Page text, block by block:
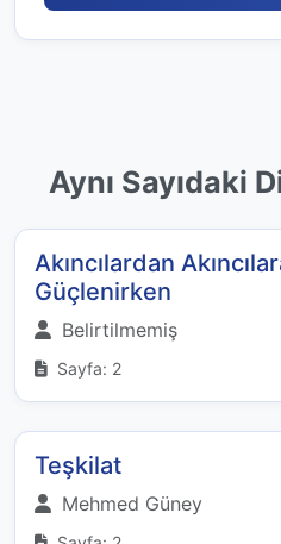
Aynı Sayıdaki
Akıncılardan
Güçlenirken
Belirtilmemiş
Sayfa: 2
Teşkilat
Mehmed Güney